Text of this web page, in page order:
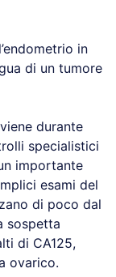
in
di un tumore
durante
specialistici
importante
esami del
di poco dal
sospetta
di CA125,
ovarico.